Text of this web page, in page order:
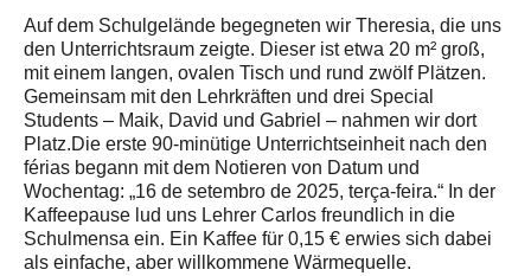
Auf dem Schulgelände begegneten wir Theresia, die uns
den Unterrichtsraum zeigte. Dieser ist etwa 20 m² groß,
mit einem langen, ovalen Tisch und rund zwölf Plätzen.
Gemeinsam mit den Lehrkräften und drei Special
Students – Maik, David und Gabriel – nahmen wir dort
Platz.Die erste 90-minütige Unterrichtseinheit nach den
férias begann mit dem Notieren von Datum und
Wochentag: „16 de setembro de 2025, terça-feira.“ In der
Kaffeepause lud uns Lehrer Carlos freundlich in die
Schulmensa ein. Ein Kaffee für 0,15 € erwies sich dabei
als einfache, aber willkommene Wärmequelle.